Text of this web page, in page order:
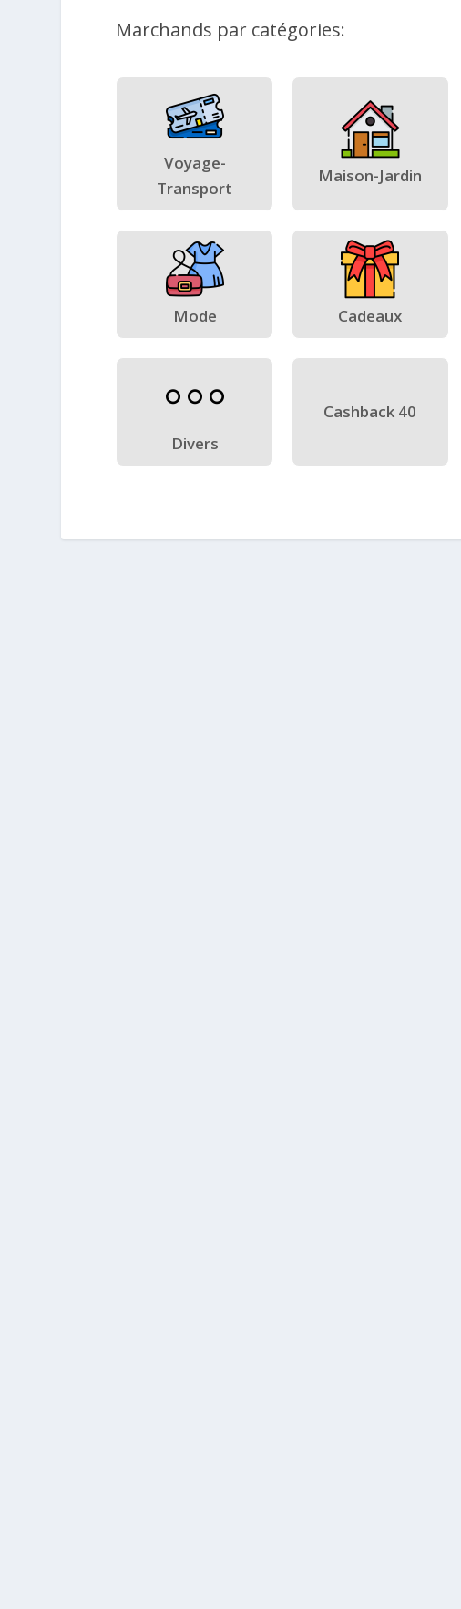
Marchands par catégories:
Voyage-
Transport
Maison-Jardin
Mode Cadeaux
Divers
Cashback 40